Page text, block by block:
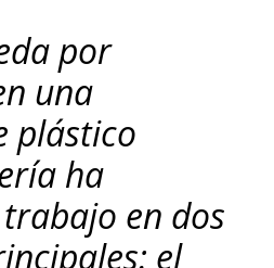
por
una
plástico
ha
en dos
el